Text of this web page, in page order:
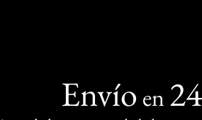
Envío en